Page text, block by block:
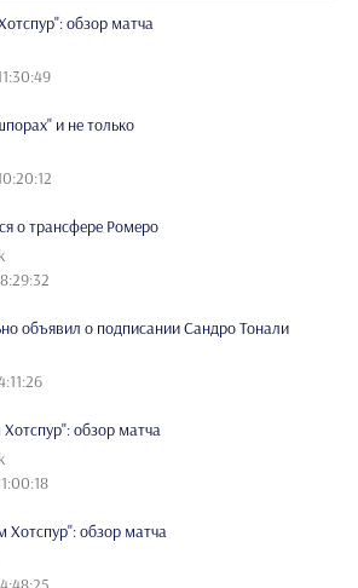
обзор матча
и не только
о трансфере Ромеро
объявил о подписании Сандро Тонали
Хотспур": обзор матча
Хотспур": обзор матча